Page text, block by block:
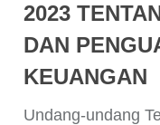
2023
DAN
KEUANGAN
Undang-undang